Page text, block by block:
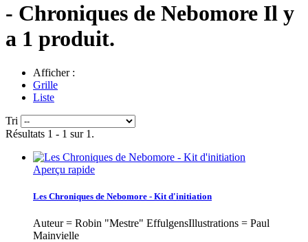
- Chroniques de Nebomore Il y
a 1 produit.
Afficher :
Grille
Liste
Tri
Résultats 1 - 1 sur 1.
Aperçu rapide
Les Chroniques de Nebomore - Kit d'initiation
Auteur = Robin "Mestre" EffulgensIllustrations = Paul
Mainvielle